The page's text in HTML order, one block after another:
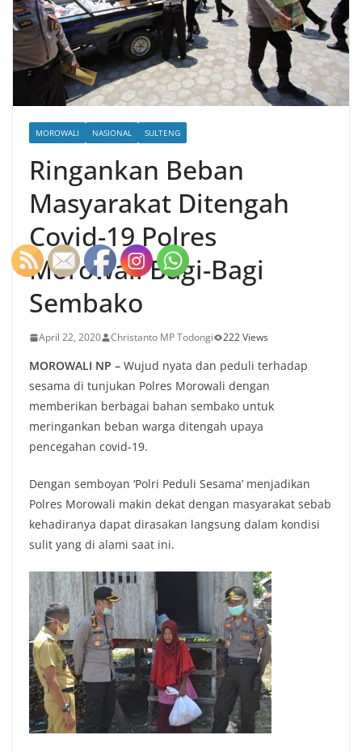
MOROWALI NASIONAL SULTENG
Ringankan Beban
Masyarakat Ditengah
Covid-19 Polres
Morowali Bagi-Bagi
Sembako
April 22, 2020 Christanto MP Todongi 222 Views
MOROWALI NP – Wujud nyata dan peduli terhadap
sesama di tunjukan Polres Morowali dengan
memberikan berbagai bahan sembako untuk
meringankan beban warga ditengah upaya
pencegahan covid-19.
Dengan semboyan ‘Polri Peduli Sesama’ menjadikan
Polres Morowali makin dekat dengan masyarakat sebab
kehadiranya dapat dirasakan langsung dalam kondisi
sulit yang di alami saat ini.